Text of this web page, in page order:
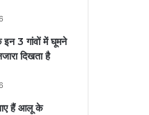
3 गांवों में घूमने
द‍िखता है
हैं आलू के